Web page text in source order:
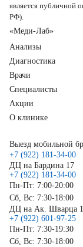
является публичной
РФ).
«Меди-Лаб»
Анализы
Диагностика
Врачи
Специалисты
Акции
О клинике
Выезд мобильной
+7 (922) 181-34-00
ДЦ на Бардина 17
+7 (922) 181-34-00
Пн-Пт: 7:00-20:00
Сб, Вс: 7:30-18:00
ДЦ на Ак. Шварца
+7 (922) 601-97-25
Пн-Пт: 7:30-19:30
Сб, Вс: 7:30-18:00